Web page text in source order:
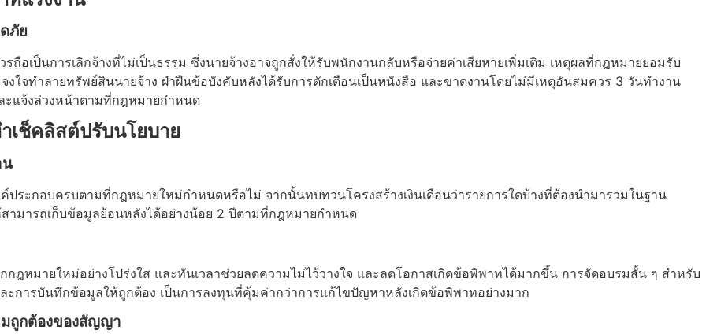
ภัย
อเป็นการเลิกจ้างที่ไม่เป็นธรรม ซึ่งนายจ้างอาจถูกสั่งให้รับพนักงานกลับหรือจ่ายค่าเสียหายเพิ่มเติม เหตุผลที่กฎหมายยอมรับ
งใจทำลายทรัพย์สินนายจ้าง ฝ่าฝืนข้อบังคับหลังได้รับการตักเตือนเป็นหนังสือ และขาดงานโดยไม่มีเหตุอันสมควร 3 วันทำงาน
ะแจ้งล่วงหน้าตามที่กฎหมายกำหนด
เช็คลิสต์ปรับนโยบาย
น
ะกอบครบตามที่กฎหมายใหม่กำหนดหรือไม่ จากนั้นทบทวนโครงสร้างเงินเดือนว่ารายการใดบ้างที่ต้องนำมารวมในฐาน
ามารถเก็บข้อมูลย้อนหลังได้อย่างน้อย 2 ปีตามที่กฎหมายกำหนด
กฎหมายใหม่อย่างโปร่งใส และทันเวลาช่วยลดความไม่ไว้วางใจ และลดโอกาสเกิดข้อพิพาทได้มากขึ้น การจัดอบรมสั้น ๆ สำหรับ
การบันทึกข้อมูลให้ถูกต้อง เป็นการลงทุนที่คุ้มค่ากว่าการแก้ไขปัญหาหลังเกิดข้อพิพาทอย่างมาก
มถูกต้องของสัญญา